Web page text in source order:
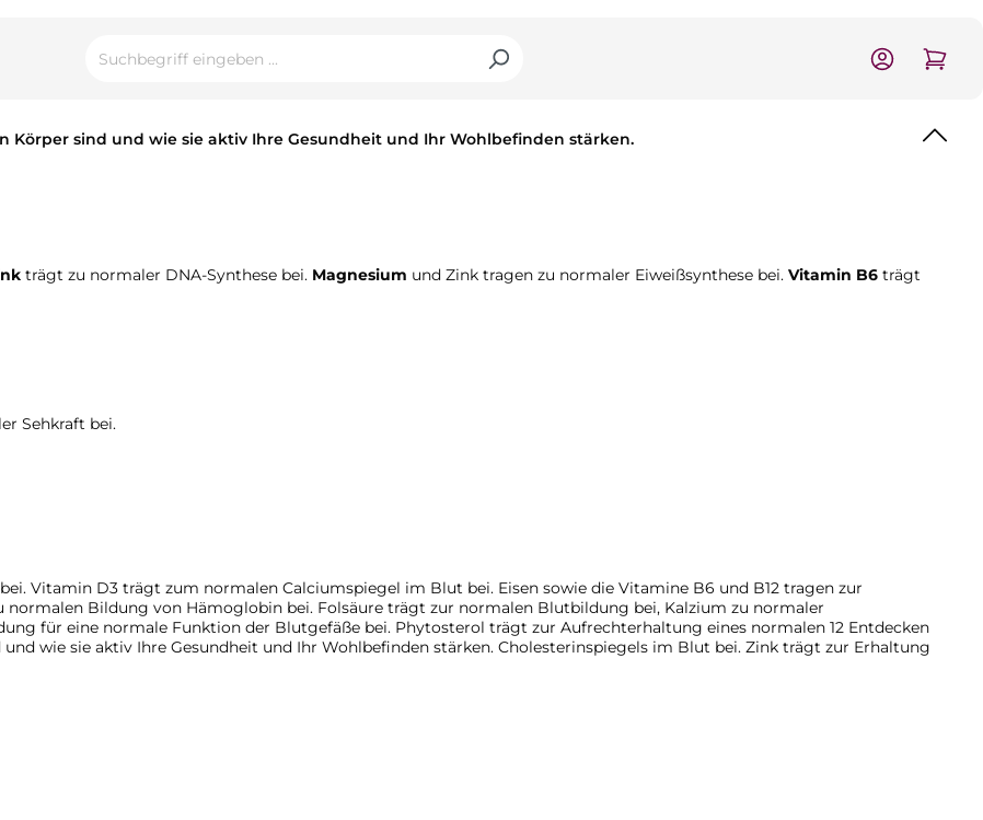
Körper sind und wie sie aktiv Ihre Gesundheit und Ihr Wohlbefinden stärken.
trägt zu normaler DNA-Synthese bei. Magnesium und Zink tragen zu normaler Eiweißsynthese bei. Vitamin B6 trägt
Sehkraft bei.
Vitamin D3 trägt zum normalen Calciumspiegel im Blut bei. Eisen sowie die Vitamine B6 und B12 tragen zur
Bildung von Hämoglobin bei. Folsäure trägt zur normalen Blutbildung bei, Kalzium zu normaler
für eine normale Funktion der Blutgefäße bei. Phytosterol trägt zur Aufrechterhaltung eines normalen 12 Entdecken
wie sie aktiv Ihre Gesundheit und Ihr Wohlbefinden stärken. Cholesterinspiegels im Blut bei. Zink trägt zur Erhaltung